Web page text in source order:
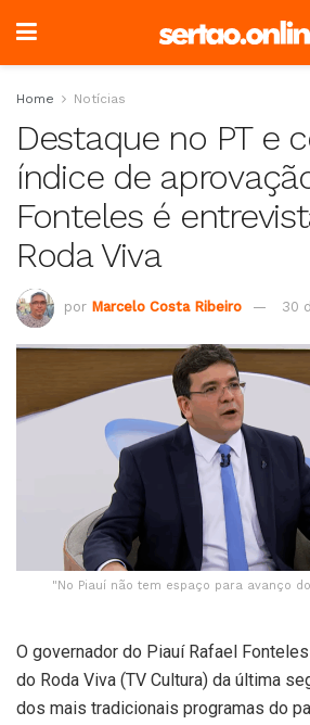
Home Notícias
Destaque no PT e
índice de
Fonteles é
Roda Viva
por Marcelo Costa Ribeiro 30
"No Piauí não tem espaço para avanço
O governador do Piauí Rafael
do Roda Viva (TV Cultura) da última
dos mais tradicionais programas do